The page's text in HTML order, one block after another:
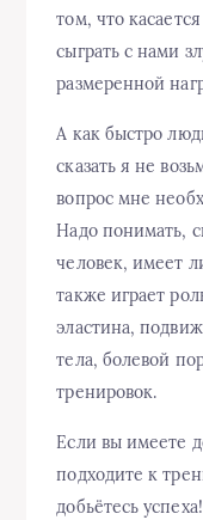
том, что
сыграть с нами
размеренной
А как быстро
сказать я не
вопрос мне
Надо понимать,
человек, имеет
также играет
эластина,
тела, болевой
тренировок.
Если вы имеете
подходите к
добьётесь